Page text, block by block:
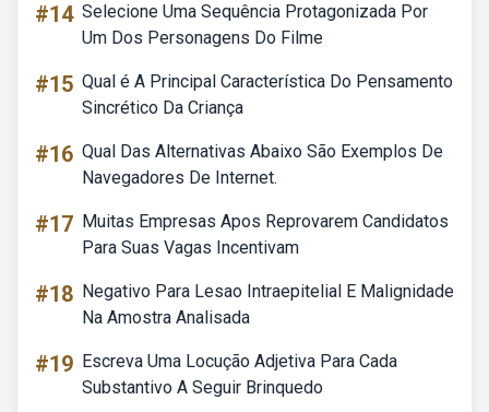
#14 Selecione Uma Sequência Protagonizada Por
Um Dos Personagens Do Filme
#15 Qual é A Principal Característica Do Pensamento
Sincrético Da Criança
#16 Qual Das Alternativas Abaixo São Exemplos De
Navegadores De Internet.
#17 Muitas Empresas Apos Reprovarem Candidatos
Para Suas Vagas Incentivam
#18 Negativo Para Lesao Intraepitelial E Malignidade
Na Amostra Analisada
#19 Escreva Uma Locução Adjetiva Para Cada
Substantivo A Seguir Brinquedo